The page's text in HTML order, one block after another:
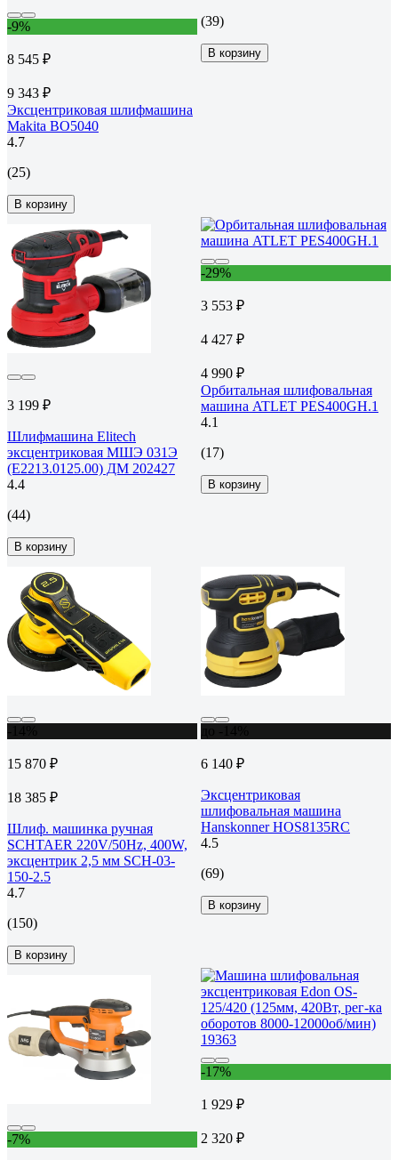
-9%
8 545 ₽
9 343 ₽
Эксцентриковая шлифмашина
Makita BO5040
4.7
(25)
В корзину
(39)
В корзину
3 199 ₽
Шлифмашина Elitech
эксцентриковая МШЭ 031Э
(Е2213.0125.00) ДМ 202427
4.4
(44)
В корзину
-29%
3 553 ₽
4 427 ₽
4 990 ₽
Орбитальная шлифовальная
машина ATLET PES400GH.1
4.1
(17)
В корзину
15 870 ₽
18 385 ₽
Шлиф. машинка ручная
SCHTAER 220V/50Hz, 400W,
эксцентрик 2,5 мм SCH-03-
150-2.5
4.7
(150)
В корзину
6 140 ₽
Эксцентриковая
шлифовальная машина
Hanskonner HOS8135RC
4.5
(69)
В корзину
-7%
-17%
1 929 ₽
2 320 ₽